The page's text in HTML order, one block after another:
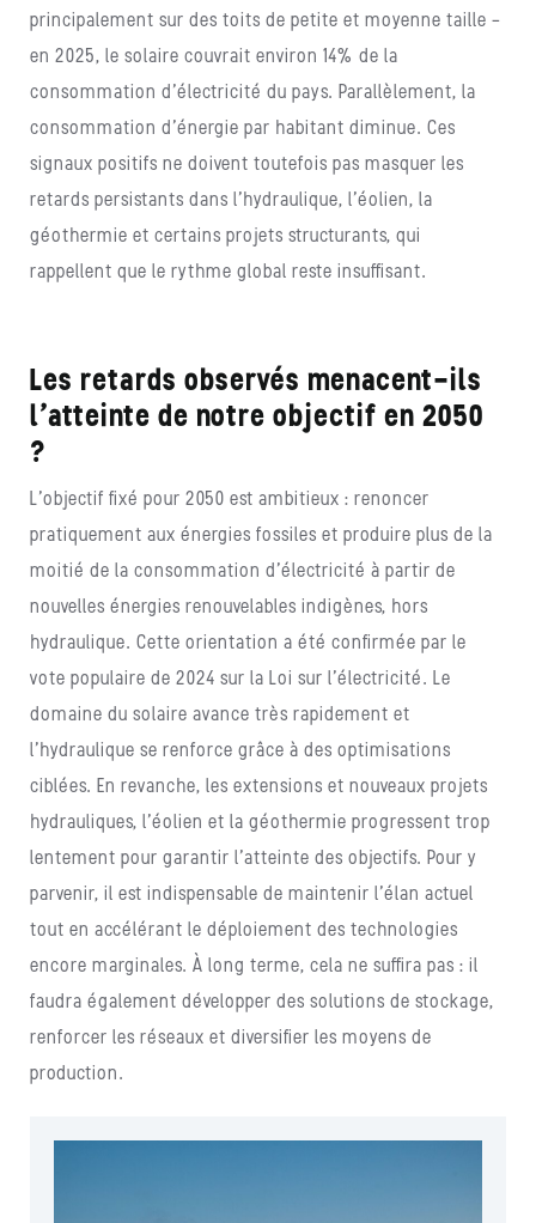
principalement sur des toits de petite et moyenne taille –
en 2025, le solaire couvrait environ 14% de la
consommation d’électricité du pays. Parallèlement, la
consommation d’énergie par habitant diminue. Ces
signaux positifs ne doivent toutefois pas masquer les
retards persistants dans l’hydraulique, l’éolien, la
géothermie et certains projets structurants, qui
rappellent que le rythme global reste insuffisant.
Les retards observés menacent-ils
l’atteinte de notre objectif en 2050
?
L’objectif fixé pour 2050 est ambitieux : renoncer
pratiquement aux énergies fossiles et produire plus de la
moitié de la consommation d’électricité à partir de
nouvelles énergies renouvelables indigènes, hors
hydraulique. Cette orientation a été confirmée par le
vote populaire de 2024 sur la Loi sur l’électricité. Le
domaine du solaire avance très rapidement et
l’hydraulique se renforce grâce à des optimisations
ciblées. En revanche, les extensions et nouveaux projets
hydrauliques, l’éolien et la géothermie progressent trop
lentement pour garantir l’atteinte des objectifs. Pour y
parvenir, il est indispensable de maintenir l’élan actuel
tout en accélérant le déploiement des technologies
encore marginales. À long terme, cela ne suffira pas : il
faudra également développer des solutions de stockage,
renforcer les réseaux et diversifier les moyens de
production.